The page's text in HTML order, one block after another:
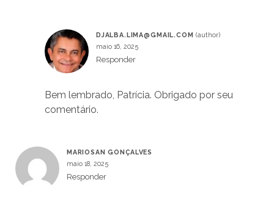
DJALBA.LIMA@GMAIL.COM
maio 16, 2025
Responder
Bem lembrado, Patrícia. Obrigado por seu
comentário.
MARIOSAN GONÇALVES
maio 18, 2025
Responder